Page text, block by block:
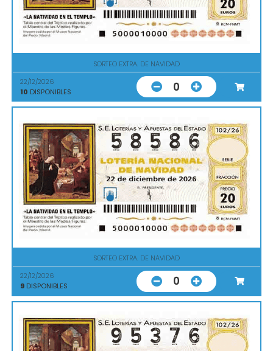
SORTEO EXTRA. DE NAVIDAD
22/12/2026
10 DISPONIBLES 0
SORTEO EXTRA. DE NAVIDAD
22/12/2026
9 DISPONIBLES 0